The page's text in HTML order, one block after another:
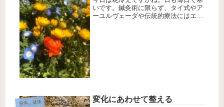
いです。鍼灸術に限らず、タイ式やア
ーユルヴェーダや伝統的療法にはエネ
身体、健康 変化にあわせて整える